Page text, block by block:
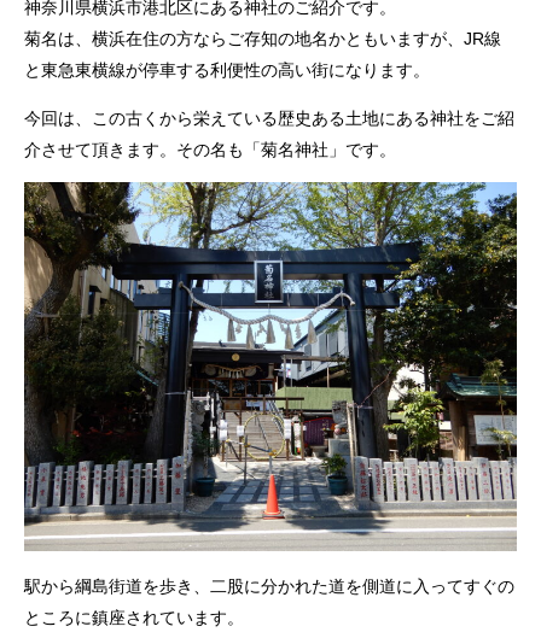
神奈川県横浜市港北区にある神社のご紹介です。
菊名は、横浜在住の方ならご存知の地名かともいますが、JR線
と東急東横線が停車する利便性の高い街になります。
今回は、この古くから栄えている歴史ある土地にある神社をご紹
介させて頂きます。その名も「菊名神社」です。
駅から綱島街道を歩き、二股に分かれた道を側道に入ってすぐの
ところに鎮座されています。